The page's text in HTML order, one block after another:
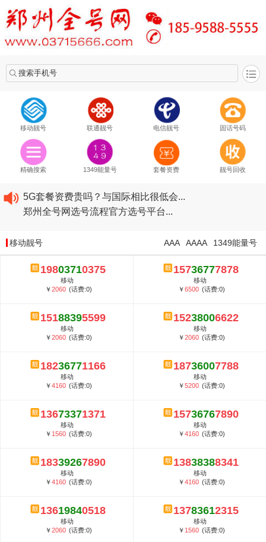
搜索手机号
移动靓号 联通靓号 电信靓号 固话号码
精确搜索 1349能量号 套餐资费 靓号回收
2020​移动最新套餐资费...
2020​联通最新套餐资费...
5G套餐资费贵吗？与国际相比很低会...
郑州全号网选号流程官方选号平台...
2020​联通最新套餐资费...
2020​电信最新套餐资费...
5G套餐资费贵吗？与国际相比很低会...
郑州全号网选号流程官方选号平台...
移动靓号 1349能量号
AAAA
AAA
19803710375
移动
￥2060 (话费:0)
15736777878
移动
￥6500 (话费:0)
15188395599
移动
￥2060 (话费:0)
15238006622
移动
￥2060 (话费:0)
18236771166
移动
￥4160 (话费:0)
18736007788
移动
￥5200 (话费:0)
13673371371
移动
￥ 1560 (话费:0)
15736767890
移动
￥4160 (话费:0)
18339267890
移动
￥4160 (话费:0)
13838388341
移动
￥4160 (话费:0)
13619840518
移动
￥2060 (话费:0)
13783612315
移动
￥ 1560 (话费:0)